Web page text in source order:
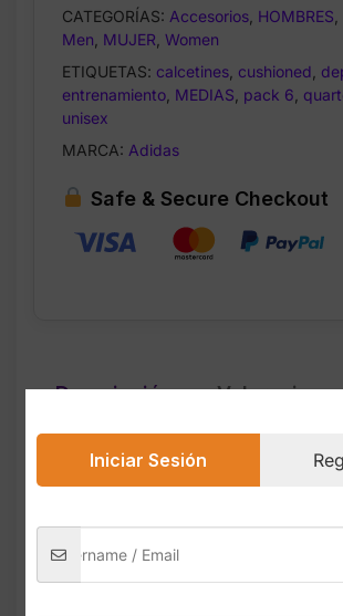
CATEGORÍAS: Accesorios HOMBRES
Men MUJER Women
ETIQUETAS: calcetines cushioned
entrenamiento MEDIAS pack 6
unisex
MARCA: Adidas
Safe & Secure Checkout
Descripción
El pack de 6 pares de Athletic
rendimiento para entrenamientos,
Iniciar Sesión